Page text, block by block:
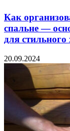
Как
спальне —
для
20.09.2024